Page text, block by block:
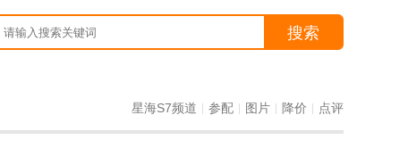
搜索
星海S7频道 参配 图片 降价 点评